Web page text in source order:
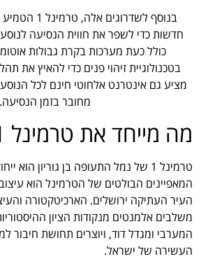
בנוסף
חדשות כדי לשפר את חווית הנסיעה
כולל כעת מערכות בקרת גבולות
בטכנולוגיית זיהוי פנים כדי להאיץ את
מציע גם אינטרנט אלחוטי חינם לכל
מחובר בזמן הנסיעה.
מה מייחד את טרמינל 1?
טרמינל 1 של נמל התעופה בן גוריון
המאפיינים הבולטים של הטרמינל הוא
העיר העתיקה ירושלים. הארכיטקטורה
משלבים אלמנטים מנקודות הציון
המערבי ומגדל דוד, ויוצרים תחושת חיבור
העשירה של ישראל.